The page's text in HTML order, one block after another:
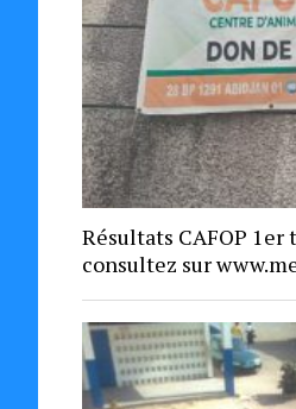
Résultats CAFOP
consultez sur